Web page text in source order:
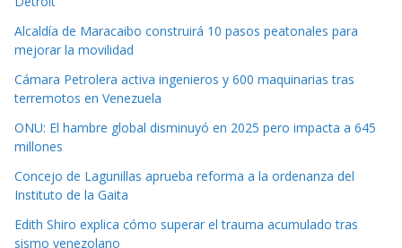
Alcaldía de Maracaibo construirá 10 pasos peatonales para
mejorar la movilidad
Cámara Petrolera activa ingenieros y 600 maquinarias tras
terremotos en Venezuela
ONU: El hambre global disminuyó en 2025 pero impacta a 645
millones
Concejo de Lagunillas aprueba reforma a la ordenanza del
Instituto de la Gaita
Edith Shiro explica cómo superar el trauma acumulado tras
sismo venezolano